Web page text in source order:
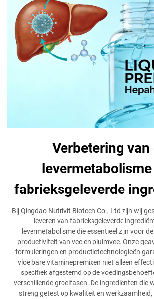
Verbetering van
fabrieksgeleverde
Bij Qingdao Nutrivit Biotech Co., Ltd zijn wij
leveren van fabrieksgeleverde
levermetabolisme die essentieel zijn voor
productiviteit van vee en pluimvee. Onze
formuleringen en productietechnologieën
vloeibare vitaminepremixen niet alleen
specifiek afgestemd op de
verschillende groeifasen. De ingrediënten die
streng getest op kwaliteit en